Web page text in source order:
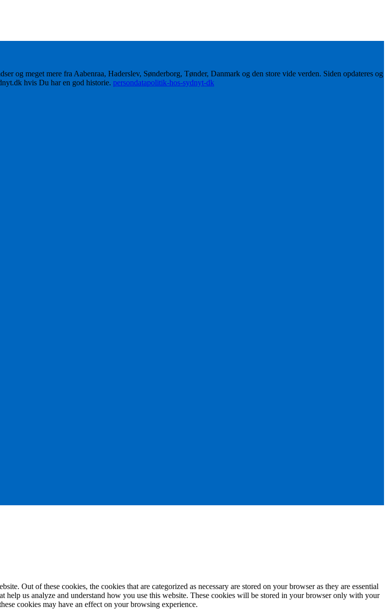
og meget mere fra Aabenraa, Haderslev, Sønderborg, Tønder, Danmark og den store vide verden. Siden opdateres og
hvis Du har en god historie. persondatapolitik-hos-sydnyt-dk
Out of these cookies, the cookies that are categorized as necessary are stored on your browser as they are essential
us analyze and understand how you use this website. These cookies will be stored in your browser only with your
cookies may have an effect on your browsing experience.